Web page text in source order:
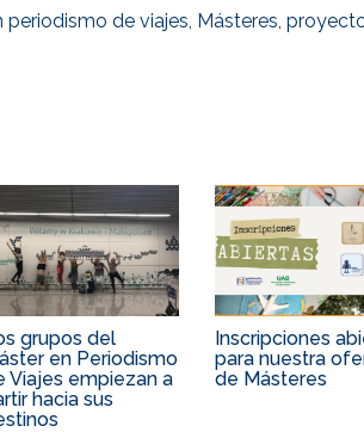
periodismo de viajes, Másteres,
grupos del
en Periodismo
Viajes empiezan a
hacia sus
Inscripciones
para nuestra
de Másteres